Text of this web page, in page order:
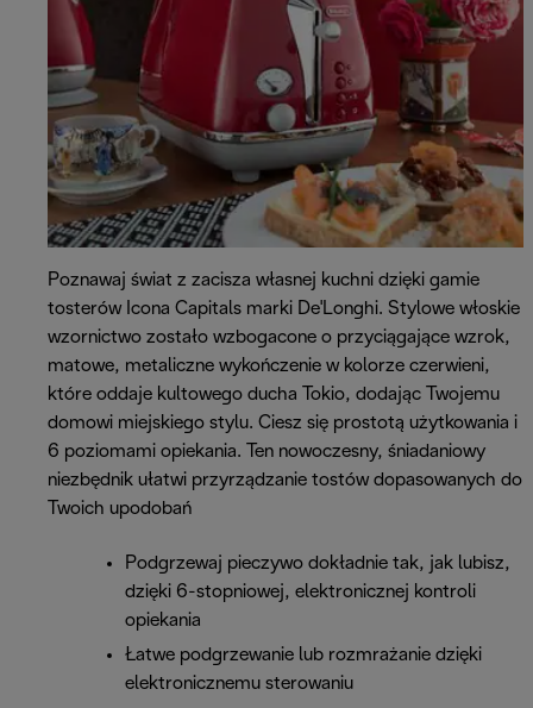
Poznawaj świat z zacisza własnej kuchni dzięki gamie
tosterów Icona Capitals marki De'Longhi. Stylowe włoskie
wzornictwo zostało wzbogacone o przyciągające wzrok,
matowe, metaliczne wykończenie w kolorze czerwieni,
które oddaje kultowego ducha Tokio, dodając Twojemu
domowi miejskiego stylu. Ciesz się prostotą użytkowania i
6 poziomami opiekania. Ten nowoczesny, śniadaniowy
niezbędnik ułatwi przyrządzanie tostów dopasowanych do
Twoich upodobań
Podgrzewaj pieczywo dokładnie tak, jak lubisz,
dzięki 6-stopniowej, elektronicznej kontroli
opiekania
Łatwe podgrzewanie lub rozmrażanie dzięki
elektronicznemu sterowaniu